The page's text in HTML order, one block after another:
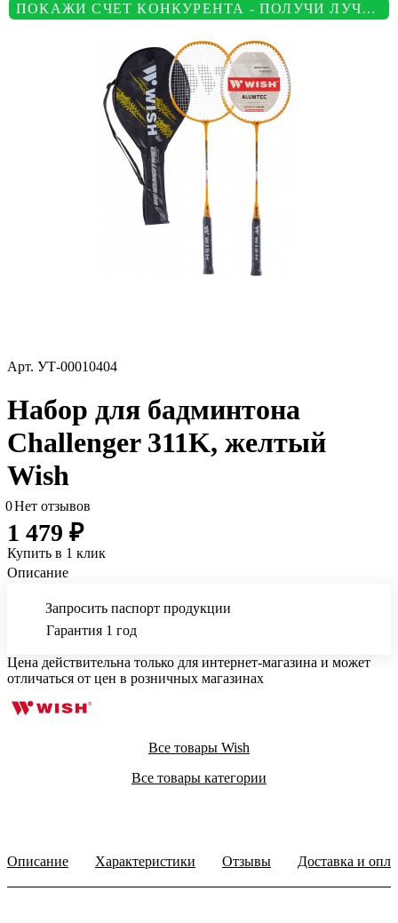
ПОКАЖИ СЧЕТ КОНКУРЕНТА - ПОЛУЧИ ЛУЧШУЮ ЦЕНУ
Арт. УТ-00010404
Набор для бадминтона
Challenger 311K, желтый
Wish
0Нет отзывов
1 479 ₽
Купить в 1 клик
Описание
Запросить паспорт продукции
Гарантия 1 год
Цена действительна только для интернет-магазина и может
отличаться от цен в розничных магазинах
Все товары Wish
Все товары категории
Описание Характеристики Отзывы Доставка и